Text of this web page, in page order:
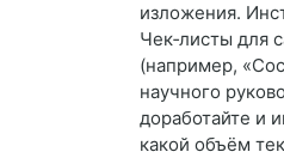
изложения.
Чек‑листы для
(например,
научного
доработайте и
какой объём